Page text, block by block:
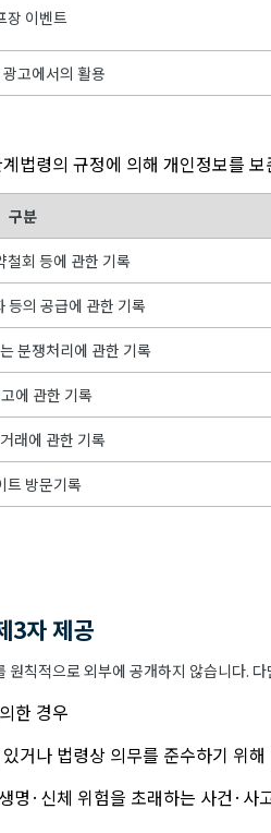
장 이벤트
고에서의 활용
법령의 규정에 의해 개인정보를
구분
철회 등에 관한 기록
등의 공급에 관한 기록
분쟁처리에 관한 기록
에 관한 기록
래에 관한 기록
트 방문기록
3자 제공
원칙적으로 외부에 공개하지 않습니다.
한 경우
거나 법령상 의무를 준수하기 위
명·신체 위험을 초래하는 사건·사